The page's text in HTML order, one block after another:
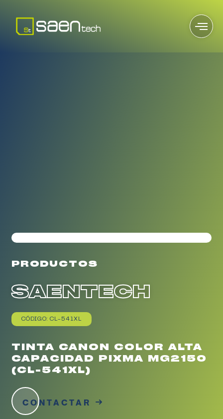
PRODUCTOS
SAENTECH
CÓDIGO: CL-541XL
TINTA CANON COLOR ALTA
CAPACIDAD PIXMA MG2150
(CL-541XL)
CONTACTAR